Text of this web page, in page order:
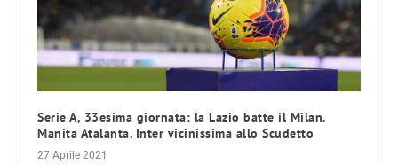
Serie A, 33esima giornata: la Lazio batte il Milan.
Manita Atalanta. Inter vicinissima allo Scudetto
27 Aprile 2021